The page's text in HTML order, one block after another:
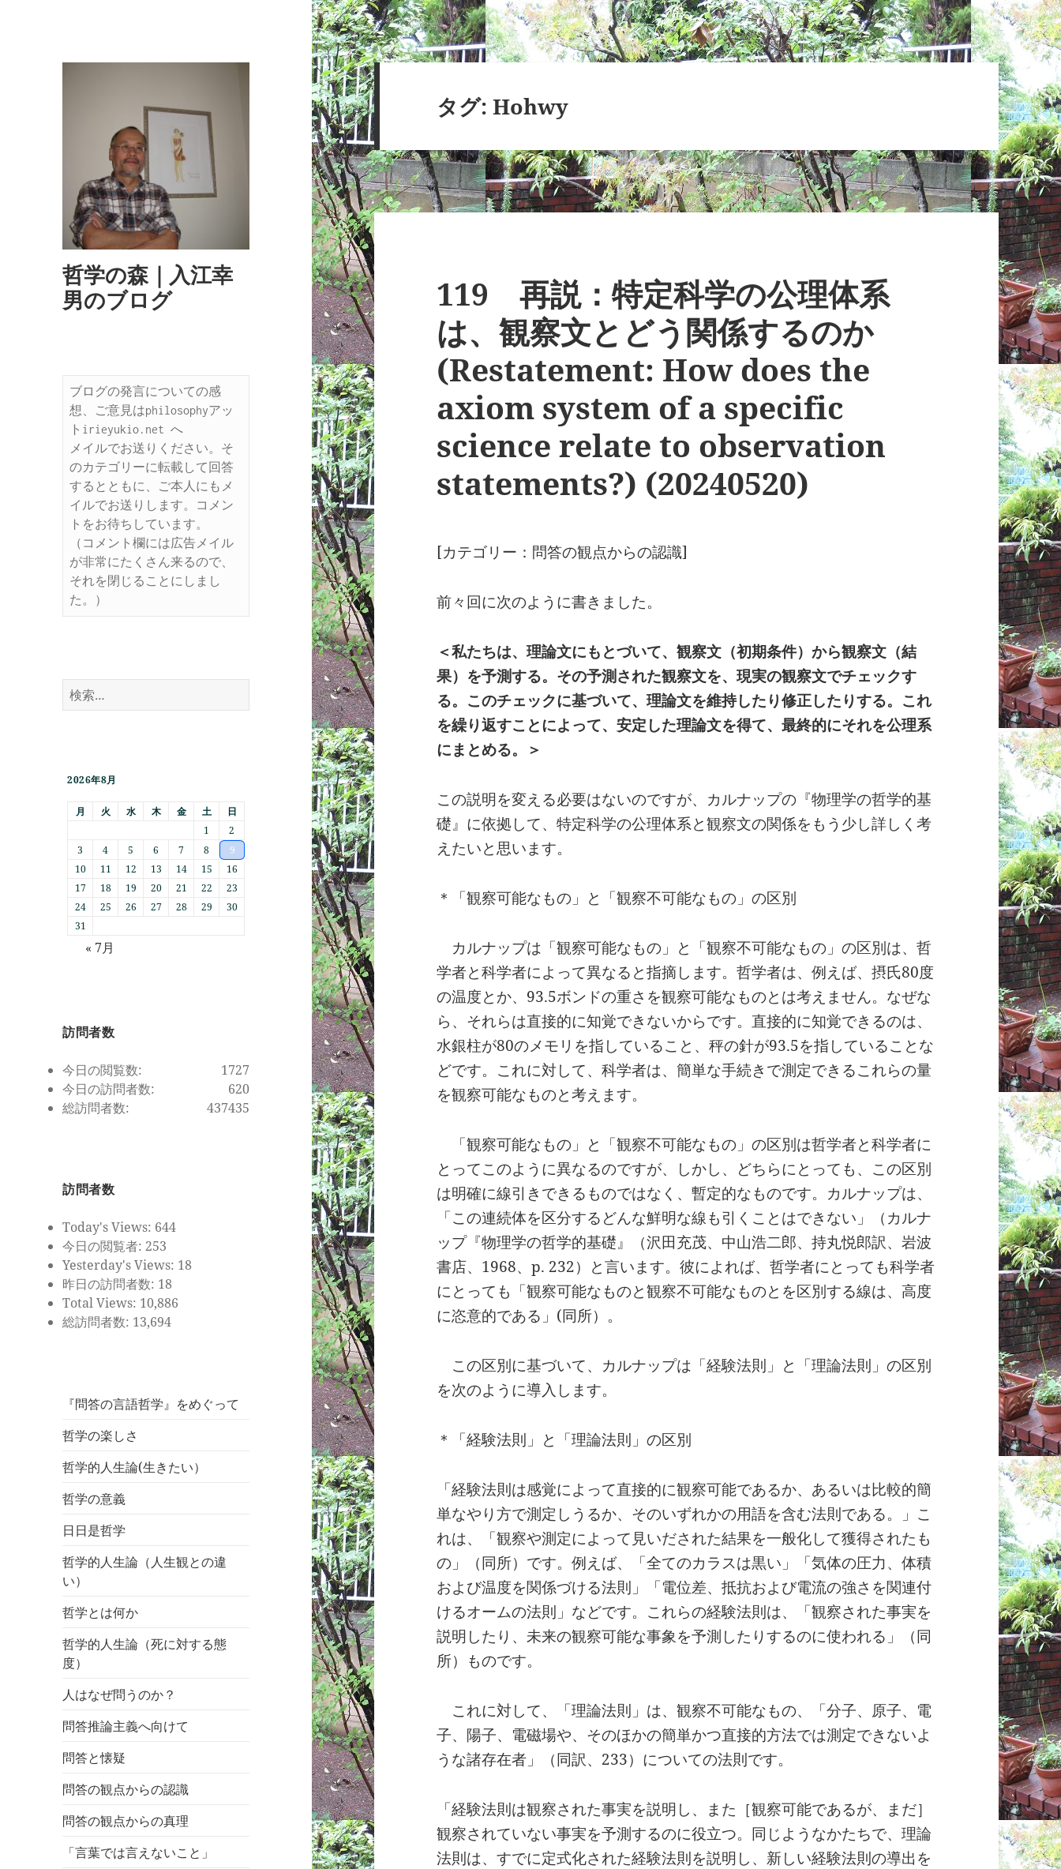
哲学の森｜入江幸
男のブログ
ブログの発言についての感
想、ご意見はphilosophyアッ
トirieyukio.net へ
メイルでお送りください。そ
のカテゴリーに転載して回答
するとともに、ご本人にもメ
イルでお送りします。コメン
トをお待ちしています。
（コメント欄には広告メイル
が非常にたくさん来るので、
それを閉じることにしまし
た。）
検
索:
2026年8月
月 火 水 木 金 土
日
1
2
3
4 5 6 7 8
9
10
11 12 13 14 15
16
17
18 19 20 21 22
23
24
25 26 27 28 29
30
31
« 7月
訪問者数
1727
今日の閲覧数:
620
今日の訪問者数:
437435
総訪問者数:
訪問者数
Today's Views: 644
今日の閲覧者:253
Yesterday's Views: 18
昨日の訪問者数: 18
Total Views: 10,886
総訪問者数: 13,694
『問答の言語哲学』をめぐって
哲学の楽しさ
哲学的人生論(生きたい）
哲学の意義
日日是哲学
哲学的人生論（人生観との違
い）
哲学とは何か
哲学的人生論（死に対する態
度）
人はなぜ問うのか？
問答推論主義へ向けて
問答と懐疑
問答の観点からの認識
問答の観点からの真理
「言葉では言えないこと」
タグ:Hohwy
119 再説：特定科学の公理体系
は、観察文とどう関係するのか
(Restatement: How does the
axiom system of a specific
science relate to observation
statements?) (20240520)
[カテゴリー：問答の観点からの認識]
前々回に次のように書きました。
＜私たちは、理論文にもとづいて、観察文（初期条件）から観察文（結
果）を予測する。その予測された観察文を、現実の観察文でチェックす
る。このチェックに基づいて、理論文を維持したり修正したりする。これ
を繰り返すことによって、安定した理論文を得て、最終的にそれを公理系
にまとめる。＞
この説明を変える必要はないのですが、カルナップの『物理学の哲学的基
礎』に依拠して、特定科学の公理体系と観察文の関係をもう少し詳しく考
えたいと思います。
＊「観察可能なもの」と「観察不可能なもの」の区別
カルナップは「観察可能なもの」と「観察不可能なもの」の区別は、哲
学者と科学者によって異なると指摘します。哲学者は、例えば、摂氏80度
の温度とか、93.5ボンドの重さを観察可能なものとは考えません。なぜな
ら、それらは直接的に知覚できないからです。直接的に知覚できるのは、
水銀柱が80のメモリを指していること、秤の針が93.5を指していることな
どです。これに対して、科学者は、簡単な手続きで測定できるこれらの量
を観察可能なものと考えます。
「観察可能なもの」と「観察不可能なもの」の区別は哲学者と科学者に
とってこのように異なるのですが、しかし、どちらにとっても、この区別
は明確に線引きできるものではなく、暫定的なものです。カルナップは、
「この連続体を区分するどんな鮮明な線も引くことはできない」（カルナ
ップ『物理学の哲学的基礎』（沢田充茂、中山浩二郎、持丸悦郎訳、岩波
書店、1968、p. 232）と言います。彼によれば、哲学者にとっても科学者
にとっても「観察可能なものと観察不可能なものとを区別する線は、高度
に恣意的である」(同所）。
この区別に基づいて、カルナップは「経験法則」と「理論法則」の区別
を次のように導入します。
＊「経験法則」と「理論法則」の区別
「経験法則は感覚によって直接的に観察可能であるか、あるいは比較的簡
単なやり方で測定しうるか、そのいずれかの用語を含む法則である。」こ
れは、「観察や測定によって見いだされた結果を一般化して獲得されたも
の」（同所）です。例えば、「全てのカラスは黒い」「気体の圧力、体積
および温度を関係づける法則」「電位差、抵抗および電流の強さを関連付
けるオームの法則」などです。これらの経験法則は、「観察された事実を
説明したり、未来の観察可能な事象を予測したりするのに使われる」（同
所）ものです。
これに対して、「理論法則」は、観察不可能なもの、「分子、原子、電
子、陽子、電磁場や、そのほかの簡単かつ直接的方法では測定できないよ
うな諸存在者」（同訳、233）についての法則です。
「経験法則は観察された事実を説明し、また［観察可能であるが、まだ］
観察されていない事実を予測するのに役立つ。同じようなかたちで、理論
法則は、すでに定式化された経験法則を説明し、新しい経験法則の導出を